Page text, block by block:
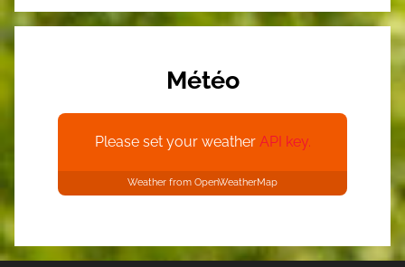
Météo
Please set your weather API key.
Weather from OpenWeatherMap